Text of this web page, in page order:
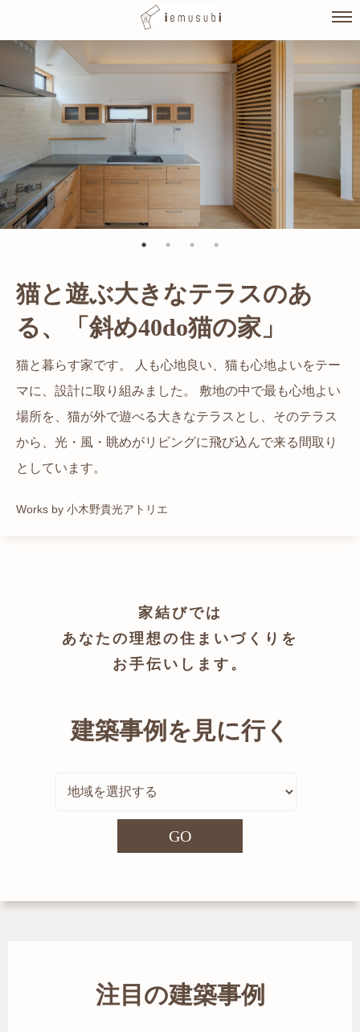
Skip
content
猫と遊ぶ大きなテラスのあ
る、「斜め40do猫の家」
猫と暮らす家です。 人も心地良い、猫も心地よいをテー
マに、設計に取り組みました。 敷地の中で最も心地よい
場所を、猫が外で遊べる大きなテラスとし、そのテラス
から、光・風・眺めがリビングに飛び込んで来る間取り
としています。
Works by 小木野貴光アトリエ
光が溢れ、広がりある空間の
家
都心でありながらも緑の多いエリアです。 その緑の借景
も取り入れること、窓の配置を工夫することで、光を取
り入れながらも、カーテンを閉じずに生活できる様設計
しています。
自然の中の岩山を切り開いて造った、ワイルドなゲスト
ハウスをイメージした空間が広がる都市型住宅です。
かつての機織り工場が、その趣を残しつつ孫世帯の住居
へと蘇りました。
家結びでは
あなたの理想の住まいづくりを
お手伝いします。
建築事例を見に行く
GO
注目の建築事例